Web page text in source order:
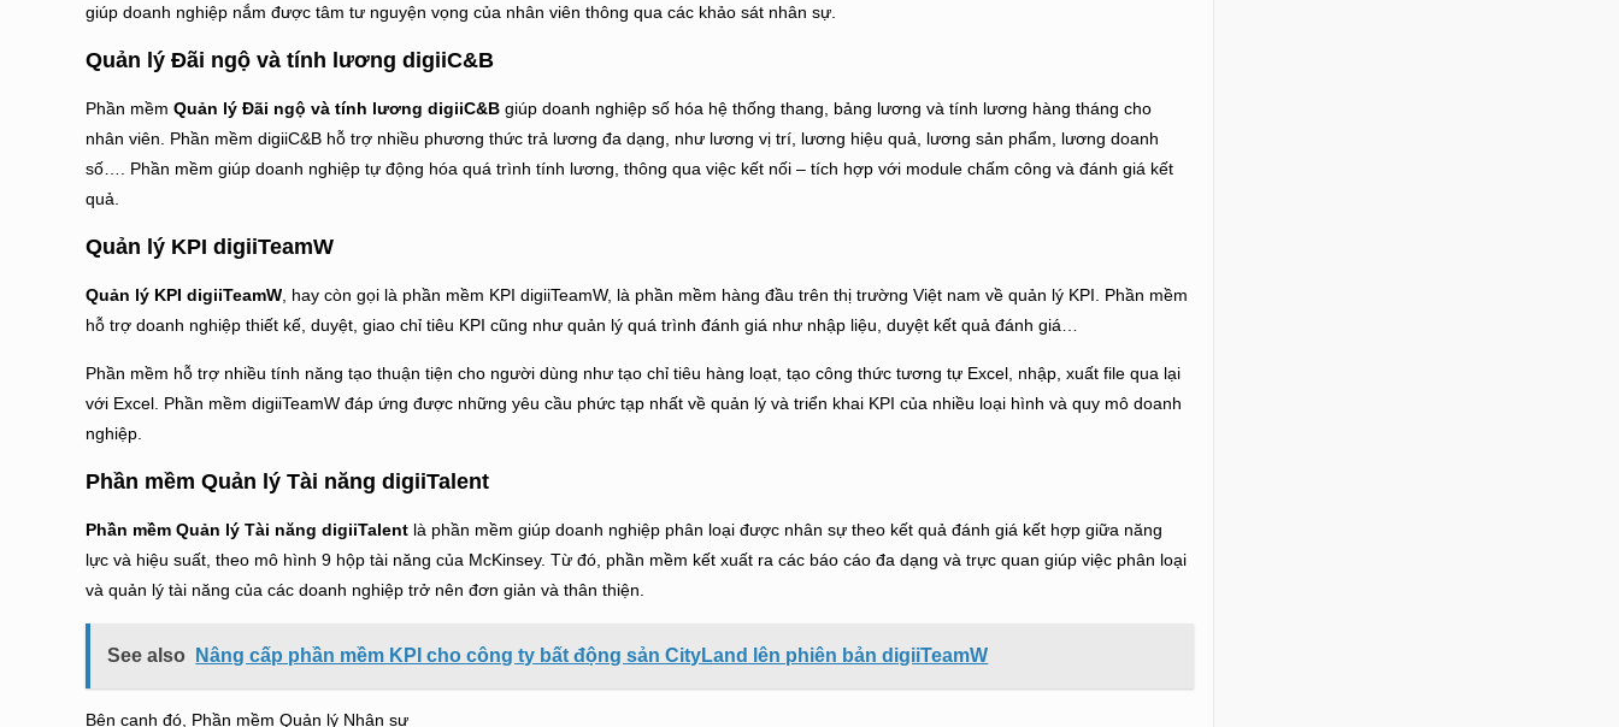
giúp doanh nghiệp nắm được tâm tư nguyện vọng của nhân viên thông qua các khảo sát nhân sự.
Quản lý Đãi ngộ và tính lương digiiC&B
Phần mềmQuản lý Đãi ngộ và tính lương digiiC&B giúp doanh nghiệp số hóa hệ thống thang, bảng lương và tính lương hàng tháng cho
nhân viên. Phần mềm digiiC&B hỗ trợ nhiều phương thức trả lương đa dạng, như lương vị trí, lương hiệu quả, lương sản phẩm, lương doanh
số…. Phần mềm giúp doanh nghiệp tự động hóa quá trình tính lương, thông qua việc kết nối – tích hợp với module chấm công và đánh giá kết
quả.
Quản lý KPI digiiTeamW
Quản lý KPI digiiTeamW , hay còn gọi là phần mềm KPI digiiTeamW, là phần mềm hàng đầu trên thị trường Việt nam về quản lý KPI. Phần mềm
hỗ trợ doanh nghiệp thiết kế, duyệt, giao chỉ tiêu KPI cũng như quản lý quá trình đánh giá như nhập liệu, duyệt kết quả đánh giá…
Phần mềm hỗ trợ nhiều tính năng tạo thuận tiện cho người dùng như tạo chỉ tiêu hàng loạt, tạo công thức tương tự Excel, nhập, xuất file qua lại
với Excel. Phần mềm digiiTeamW đáp ứng được những yêu cầu phức tạp nhất về quản lý vàtriển khai KPI của nhiều loại hình và quy mô doanh
nghiệp.
Phần mềm Quản lý Tài năng digiiTalent
Phần mềm Quản lý Tài năng digiiTalent là phần mềm giúp doanh nghiệp phân loại được nhân sự theo kết quả đánh giá kết hợp giữa năng
lực và hiệu suất, theo mô hình 9 hộp tài năng của McKinsey. Từ đó, phần mềm kết xuất ra các báo cáo đa dạng và trực quan giúp việc phân loại
và quản lý tài năng của các doanh nghiệp trở nên đơn giản và thân thiện.
See also Nâng cấp phần mềm KPI cho công ty bất động sản CityLand lên phiên bản digiiTeamW
Bên cạnh đó, Phần mềm Quản lý Nhân sự